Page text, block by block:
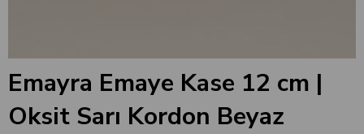
Emayra Emaye Kase 12 cm |
Oksit Sarı Kordon Beyaz